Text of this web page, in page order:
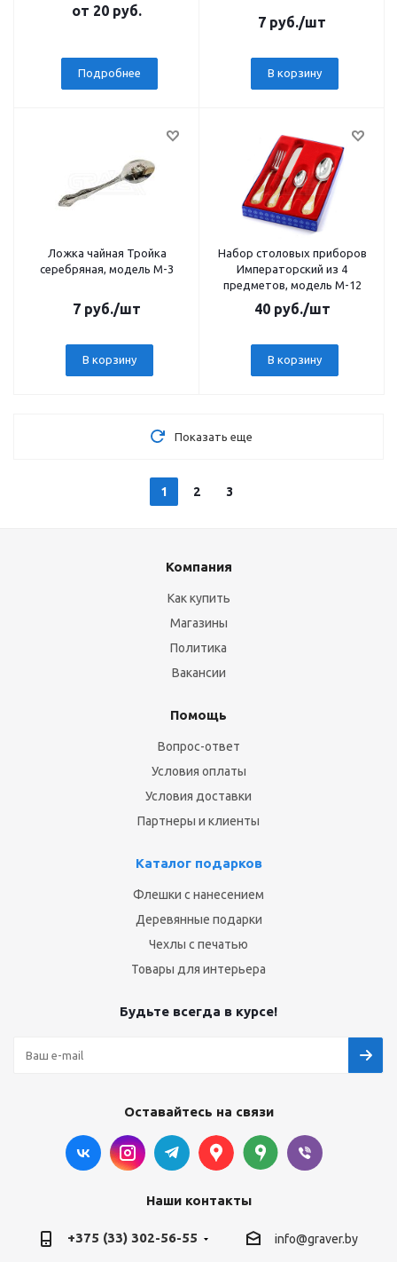
от 20 руб.
Подробнее
7 руб./шт
В корзину
Ложка чайная Тройка
серебряная, модель М-3
7 руб./шт
В корзину
Набор столовых приборов
Императорский из 4
предметов, модель М-12
40руб./шт
В корзину
Показать еще
1 2 3
Компания
Как купить
Магазины
Политика
Вакансии
Помощь
Вопрос-ответ
Условия оплаты
Условия доставки
Партнеры и клиенты
Каталог подарков
Флешки с нанесением
Деревянные подарки
Чехлы с печатью
Товары для интерьера
Будьте всегда в курсе!
Оставайтесь на связи
Наши контакты
+375 (33) 302-56-55 info@graver.by